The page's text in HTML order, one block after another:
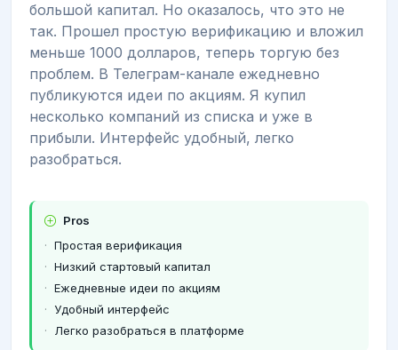
большой капитал. Но оказалось, что это не
так. Прошел простую верификацию и вложил
меньше 1000 долларов, теперь торгую без
проблем. В Телеграм-канале ежедневно
публикуются идеи по акциям. Я купил
несколько компаний из списка и уже в
прибыли. Интерфейс удобный, легко
разобраться.
Pros
Простая верификация
Низкий стартовый капитал
Ежедневные идеи по акциям
Удобный интерфейс
Легко разобраться в платформе